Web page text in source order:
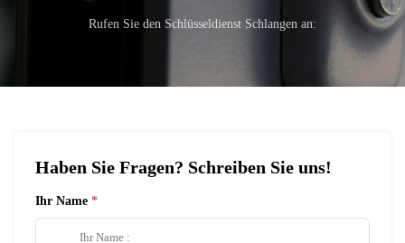
Rufen Sie den Schlüsseldienst Schlangen an:
Haben Sie Fragen? Schreiben Sie uns!
Ihr Name